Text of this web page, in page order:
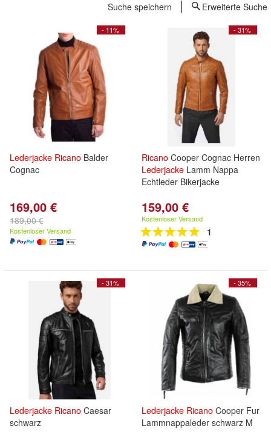
Suche speichern
Erweiterte Suche
- 11%
Lederjacke Ricano Balder
Cognac
169,00 €
189,00 €
Kostenloser Versand
- 31%
Ricano Cooper Cognac Herren
Lederjacke Lamm Nappa
Echtleder Bikerjacke
159,00 €
Kostenloser Versand
1
- 31%
Lederjacke Ricano Caesar
schwarz
- 35%
Lederjacke Ricano Cooper Fur
Lammnappaleder schwarz M